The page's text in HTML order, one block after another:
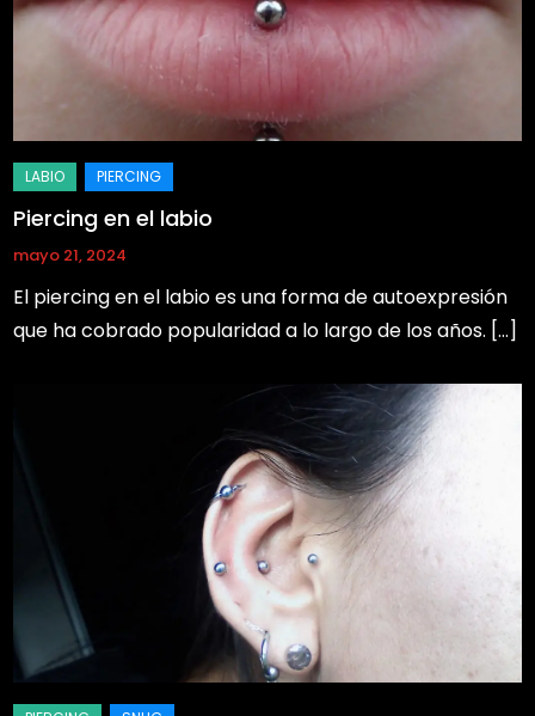
Piercing en el labio
mayo 21, 2024
El piercing en el labio es una forma de autoexpresión
que ha cobrado popularidad a lo largo de los años. […]